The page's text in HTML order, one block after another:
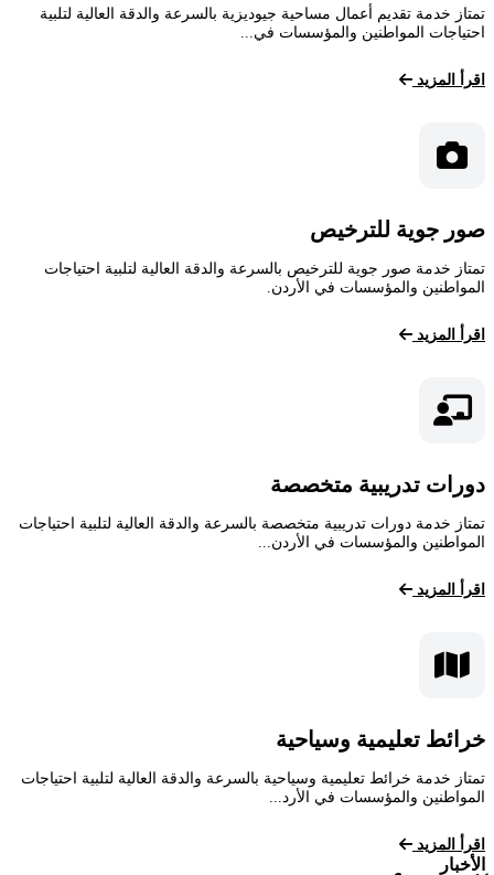
تمتاز خدمة تقديم أعمال مساحية جيوديزية بالسرعة والدقة العالية لتلبية
احتياجات المواطنين والمؤسسات في...
اقرأ المزيد
صور جوية للترخيص
تمتاز خدمة صور جوية للترخيص بالسرعة والدقة العالية لتلبية احتياجات
المواطنين والمؤسسات في الأردن.
اقرأ المزيد
دورات تدريبية متخصصة
تمتاز خدمة دورات تدريبية متخصصة بالسرعة والدقة العالية لتلبية احتياجات
المواطنين والمؤسسات في الأردن...
اقرأ المزيد
خرائط تعليمية وسياحية
تمتاز خدمة خرائط تعليمية وسياحية بالسرعة والدقة العالية لتلبية احتياجات
المواطنين والمؤسسات في الأرد...
اقرأ المزيد
الأخبار